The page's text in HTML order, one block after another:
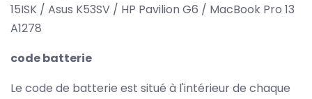
15ISK / Asus K53SV / HP Pavilion G6 / MacBook Pro 13
A1278
code batterie
Le code de batterie est situé à l'intérieur de chaque